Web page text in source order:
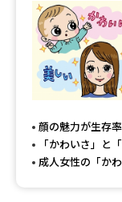
データサイエンス特集
デジタルパンフレット
新学年スタート号特集
（高3生用）
SELFBRAND特集ページ
顔の魅力が生存
「かわいさ」と
成人女性の「かわ